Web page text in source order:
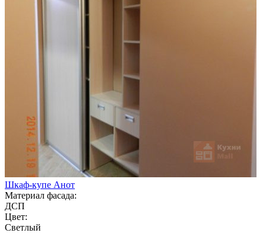
Шкаф-купе Анот
Материал фасада:
ДСП
Цвет:
Светлый